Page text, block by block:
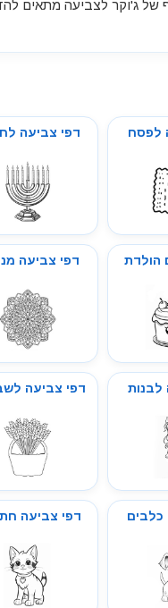
לפסח דפי צביעה
הולדת דפי צביעה
לבנות דפי צביעה
כלבים דפי צביעה